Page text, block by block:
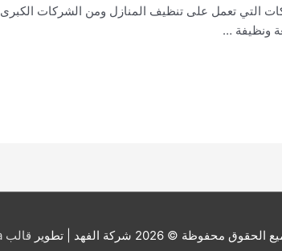
التي تعمل على تنظيف المنازل ومن الشركات الكبرى
ونظيفة …
الحقوق محفوظة © 2026 شركة الفهد | تطوير قالب Astra للووردبريس